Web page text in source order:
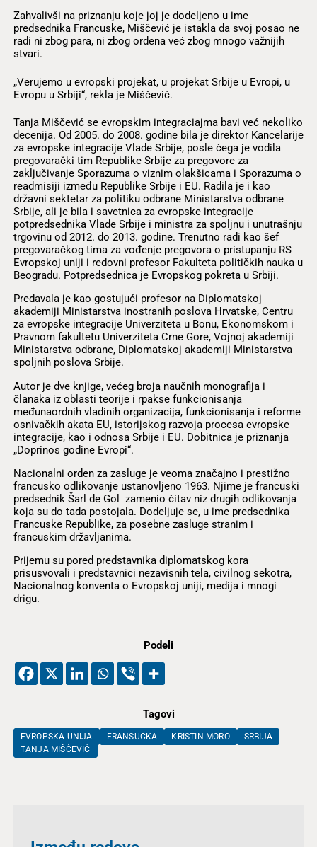
Zahvalivši na priznanju koje joj je dodeljeno u ime
predsednika Francuske, Miščević je istakla da svoj posao ne
radi ni zbog para, ni zbog ordena već zbog mnogo važnijih
stvari.
„Verujemo u evropski projekat, u projekat Srbije u Evropi, u
Evropu u Srbiji“, rekla je Miščević.
Tanja Miščević se evropskim integraciajma bavi već nekoliko
decenija. Od 2005. do 2008. godine bila je direktor Kancelarije
za evropske integracije Vlade Srbije, posle čega je vodila
pregovarački tim Republike Srbije za pregovore za
zaključivanje Sporazuma o viznim olakšicama i Sporazuma o
readmisiji između Republike Srbije i EU. Radila je i kao
državni sektetar za politiku odbrane Ministarstva odbrane
Srbije, ali je bila i savetnica za evropske integracije
potpredsednika Vlade Srbije i ministra za spoljnu i unutrašnju
trgovinu od 2012. do 2013. godine. Trenutno radi kao šef
pregovaračkog tima za vođenje pregovora o pristupanju RS
Evropskoj uniji i redovni profesor Fakulteta političkih nauka u
Beogradu. Potpredsednica je Evropskog pokreta u Srbiji.
Predavala je kao gostujući profesor na Diplomatskoj
akademiji Ministarstva inostranih poslova Hrvatske, Centru
za evropske integracije Univerziteta u Bonu, Ekonomskom i
Pravnom fakultetu Univerziteta Crne Gore, Vojnoj akademiji
Ministarstva odbrane, Diplomatskoj akademiji Ministarstva
spoljnih poslova Srbije.
Autor je dve knjige, većeg broja naučnih monografija i
članaka iz oblasti teorije i rpakse funkcionisanja
međunaordnih vladinih organizacija, funkcionisanja i reforme
osnivačkih akata EU, istorijskog razvoja procesa evropske
integracije, kao i odnosa Srbije i EU. Dobitnica je priznanja
„Doprinos godine Evropi“.
Nacionalni orden za zasluge je veoma značajno i prestižno
francusko odlikovanje ustanovljeno 1963. Njime je francuski
predsednik Šarl de Gol zamenio čitav niz drugih odlikovanja
koja su do tada postojala. Dodeljuje se, u ime predsednika
Francuske Republike, za posebne zasluge stranim i
francuskim državljanima.
Prijemu su pored predstavnika diplomatskog kora
prisusvovali i predstavnici nezavisnih tela, civilnog sekotra,
Nacionalnog konventa o Evropskoj uniji, medija i mnogi
drigu.
Podeli
Tagovi
EVROPSKA UNIJA FRANSUCKA KRISTIN MORO
SRBIJA
TANJA MIŠČEVIĆ